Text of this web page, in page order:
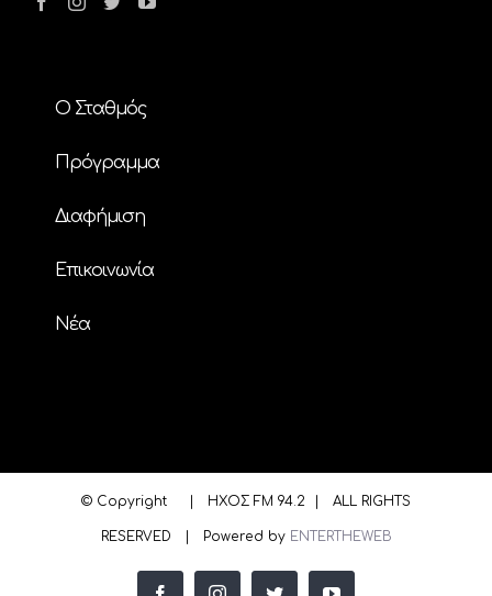
Ο Σταθμός
Πρόγραμμα
Διαφήμιση
Επικοινωνία
Nέα
© Copyright | ΗΧΟΣ FM 94.2 | ALL RIGHTS
RESERVED | Powered by ENTERTHEWEB
facebookinstagramtwitter youtube